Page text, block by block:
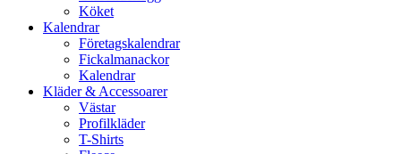
Köket
Kalendrar
Företagskalendrar
Fickalmanackor
Kalendrar
Kläder & Accessoarer
Västar
Profilkläder
T-Shirts